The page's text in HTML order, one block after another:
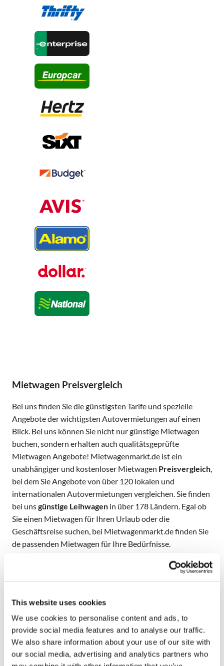
This website uses cookies
We use cookies to personalise content and ads, to
provide social media features and to analyse our traffic.
We also share information about your use of our site with
our social media, advertising and analytics partners who
Mietwagen Preisvergleich
Bei uns finden Sie die günstigsten Tarife und spezielle
Angebote der wichtigsten Autovermietungen auf einen
Blick. Bei uns können Sie nicht nur günstige Mietwagen
buchen, sondern erhalten auch qualitätsgeprüfte
Mietwagen Angebote! Mietwagenmarkt.de ist ein
unabhängiger und kostenloser Mietwagen Preisvergleich,
bei dem Sie Angebote von über 120 lokalen und
internationalen Autovermietungen vergleichen. Sie finden
bei unsgünstige Leihwagen in über 178 Ländern. Egal ob
Sie einen Mietwagen für Ihren Urlaub oder die
Geschäftsreise suchen, bei Mietwagenmarkt.de finden Sie
de passenden Mietwagen für Ihre Bedürfnisse.
entfällt Dank unseres unabhängigen Preisvergleiches.
Angebote! Sie finden alle Anbieter und Angebote im
Preisvergleich auf der beliebten Balearen Insel. Der
kostenlose Mietwagen-Preisvergleich bietet Ihnen ein
Angebot abgestimmt auf Ihre persönlichen